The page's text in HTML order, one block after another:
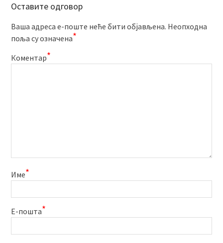
Оставите одговор
Ваша адреса е-поште неће бити објављена. Неопходна
поља су означена*
Коментар*
Име*
Е-пошта*